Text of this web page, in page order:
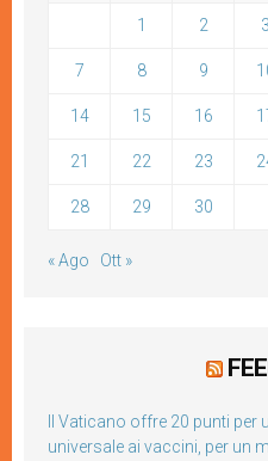
1 2 3
7 8 9
14 15 16
21 22 23
28 29 30
« Ago Ott »
Il Vaticano offre 20 punti
universale ai vaccini, per un